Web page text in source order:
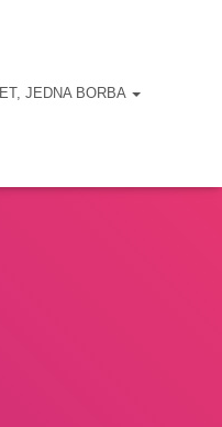
JEDNA BORBA